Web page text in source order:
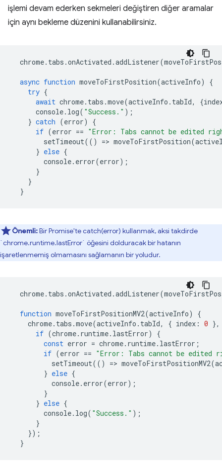
işlemi devam ederken sekmeleri değiştiren diğer aramalar
için aynı bekleme düzenini kullanabilirsiniz.
chrome. tabs .onActivated .addListener(
async function moveToFirstPosition(activeInfo)
{
try {
await chrome. tabs .move(activeInfo . tabId, {
console. log( "Success." );
} catch (error)
{
if (error == "Error: Tabs cannot be edited
setTimeout(() => moveToFirstPosition(
} else {
console. error(error);
}
}
}
Önemli:Bir Promise'te catch(error) kullanmak, aksi takdirde
`chrome.runtime.lastError` öğesini dolduracak bir hatanın
işaretlenmemiş olmamasını sağlamanın bir yoludur.
chrome. tabs .onActivated .addListener(
function moveToFirstPositionMV2(activeInfo)
{
chrome. tabs .move(activeInfo . tabId, { index : 0 },
if (chrome. runtime. lastError)
{
const error = chrome. runtime. lastError ;
if (error == "Error: Tabs cannot be edited
setTimeout(() => moveToFirstPositionMV2(
} else {
console. error(error);
}
} else {
console. log( "Success." );
}
});
}